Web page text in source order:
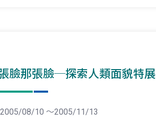
臉那張臉─探索人類面貌特展
08/10 ～2005/11/13